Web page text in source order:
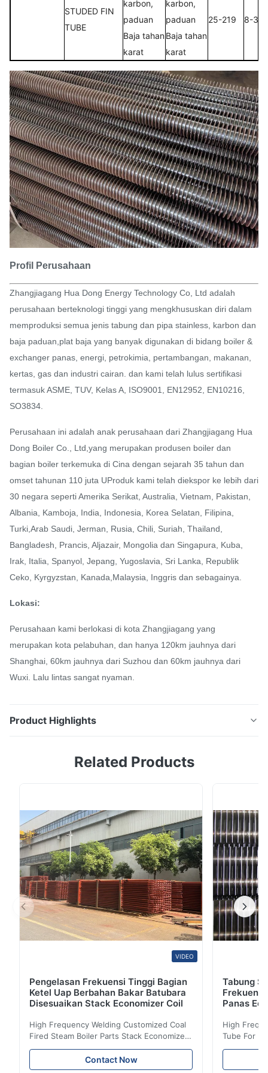
STUDED FIN
TUBE
karbon,
paduan
Baja tahan
karat
karbon,
paduan
Baja tahan
karat
25-219 8-30
Profil Perusahaan
Zhangjiagang Hua Dong Energy Technology Co, Ltd adalah
perusahaan berteknologi tinggi yang mengkhususkan diri dalam
memproduksi semua jenis tabung dan pipa stainless, karbon dan
baja paduan,plat baja yang banyak digunakan di bidang boiler &
exchanger panas, energi, petrokimia, pertambangan, makanan,
kertas, gas dan industri cairan. dan kami telah lulus sertifikasi
termasuk ASME, TUV, Kelas A, ISO9001, EN12952, EN10216,
SO3834.
Perusahaan ini adalah anak perusahaan dari Zhangjiagang Hua
Dong Boiler Co., Ltd,yang merupakan produsen boiler dan
bagian boiler terkemuka di Cina dengan sejarah 35 tahun dan
omset tahunan 110 juta UProduk kami telah diekspor ke lebih dari
30 negara seperti Amerika Serikat, Australia, Vietnam, Pakistan,
Albania, Kamboja, India, Indonesia, Korea Selatan, Filipina,
Turki,Arab Saudi, Jerman, Rusia, Chili, Suriah, Thailand,
Bangladesh, Prancis, Aljazair, Mongolia dan Singapura, Kuba,
Irak, Italia, Spanyol, Jepang, Yugoslavia, Sri Lanka, Republik
Ceko, Kyrgyzstan, Kanada,Malaysia, Inggris dan sebagainya.
Lokasi:
Perusahaan kami berlokasi di kota Zhangjiagang yang
merupakan kota pelabuhan, dan hanya 120km jauhnya dari
Shanghai, 60km jauhnya dari Suzhou dan 60km jauhnya dari
Wuxi. Lalu lintas sangat nyaman.
Product Highlights
Fined Tubes suku cadang Pengantar Produk Mesin
mendinginkan atau mengkondensasi cairan proses
dengan suhu tinggi di tabung.dan juga disebut
"exchanger panas ...
Related Products
VIDEO
Pengelasan Frekuensi Tinggi Bagian
Ketel Uap Berbahan Bakar Batubara
Disesuaikan Stack Economizer Coil
High Frequency Welding Customized Coal
Fired Steam Boiler Parts Stack Economizer
Coil Boiler economizer Boiler Economizer is
the energy improving device that helps to
reduce the cost of operation by saving the
Contact Now
Tabung
Panas
High
Tube For
reduce the